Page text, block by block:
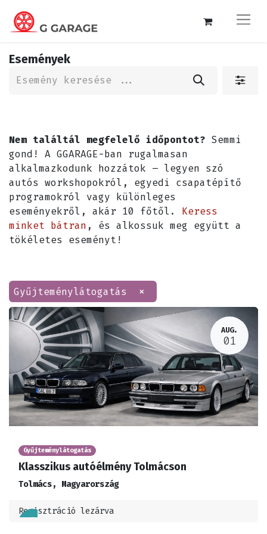
Események
Nem találtál megfelelő időpontot? Semmi
gond! A GGARAGE-ban rugalmasan
alkalmazkodunk hozzátok – legyen szó
autós workshopokról, egyedi csapatépítő
programokról vagy különleges
eseményekről, akár 10 főtől. Keress
minket bátran , és alkossuk meg együtt a
tökéletes eseményt!
Gyűjteménylátogatás ×
AUG.
01
Gyűjteménylátogatás
Klasszikus autóélmény Tolmácson
Tolmács, Magyarország
Regisztráció lezárva